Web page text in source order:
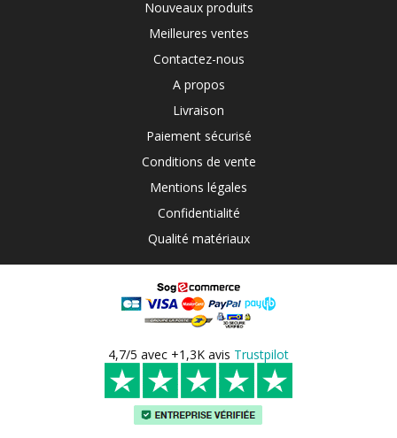
Nouveaux produits
Meilleures ventes
Contactez-nous
A propos
Livraison
Paiement sécurisé
Conditions de vente
Mentions légales
Confidentialité
Qualité matériaux
4,7/5 avec +1,3K avis Trustpilot